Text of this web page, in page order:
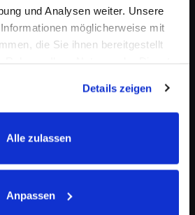
und Analysen weiter. Unsere
möglicherweise mit
die Sie ihnen bereitgestellt
Details zeigen
Alle zulassen
Anpassen